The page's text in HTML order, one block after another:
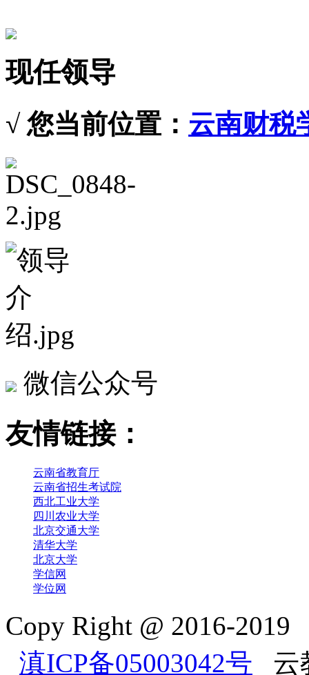
现任领导
√ 您当前位置： 云南财税
微信公众号
友情链接：
云南省教育厅
云南省招生考试院
西北工业大学
四川农业大学
北京交通大学
清华大学
北京大学
学信网
学位网
Copy Right @ 2016-
滇ICP备05003042号 云